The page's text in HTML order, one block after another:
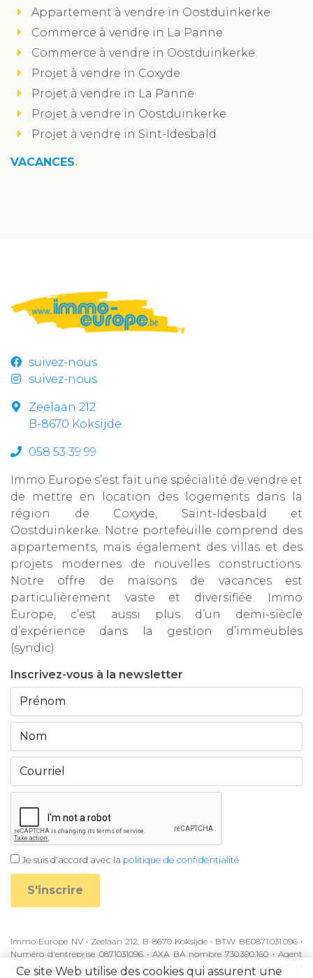
Appartement à vendre in Oostduinkerke
Commerce à vendre in La Panne
Commerce à vendre in Oostduinkerke
Projet à vendre in Coxyde
Projet à vendre in La Panne
Projet à vendre in Oostduinkerke
Projet à vendre in Sint-Idesbald
VACANCES
suivez-nous
suivez-nous
Zeelaan 212
B-8670 Koksijde
058 53 39 99
Immo Europe s’est fait une spécialité de vendre et
de mettre en location des logements dans la
région de Coxyde, Saint-Idesbald et
Oostduinkerke. Notre portefeuille comprend des
appartements, mais également des villas et des
projets modernes de nouvelles constructions.
Notre offre de maisons de vacances est
particulièrement vaste et diversifiée. Immo
Europe, c’est aussi plus d’un demi-siècle
d’expérience dans la gestion d’immeubles
(syndic).
Inscrivez-vous à la newsletter
Je suis d'accord avec la politique de confidentialité
S'inscrire
Immo Europe NV • Zeelaan 212, B-8670 Koksijde • BTW BE0871.031.096 •
Numéro d'entreprise 0871031096 • AXA BA nombre 730.390.160 • Agent
immobilier agréé avec BIV-nr 507.437 • Le pays d'attribution est la
Ce site Web utilise des cookies qui assurent une